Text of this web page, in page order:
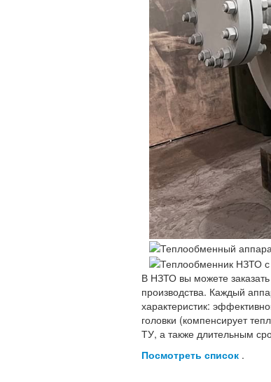
В НЗТО вы можете заказать
производства. Каждый
характеристик:
головки (компенсирует
ТУ, а также длительным
Посмотреть список .